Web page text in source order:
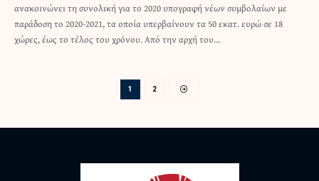
ανακοινώνει τη συνολική για το 2020 υπογραφή νέων συμβολαίων με
παράδοση το 2020-2021, τα οποία υπερβαίνουν τα 50 εκατ. ευρώ σε 18
χώρες, έως το τέλος του χρόνου. Από την αρχή του…
1 2